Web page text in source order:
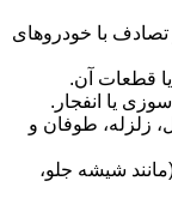
با خودروهای
قطعات آن.
یا انفجار.
زلزله، طوفان و
شیشه جلو،